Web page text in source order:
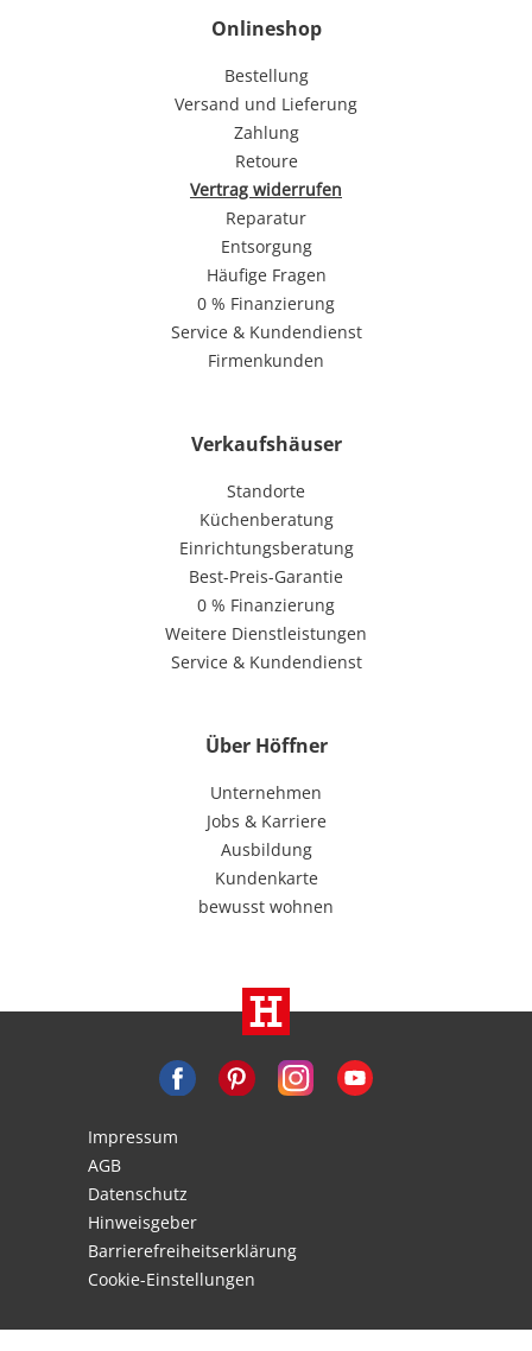
Onlineshop
Bestellung
Versand und Lieferung
Zahlung
Retoure
Vertrag widerrufen
Reparatur
Entsorgung
Häufige Fragen
0 % Finanzierung
Service & Kundendienst
Firmenkunden
Verkaufshäuser
Standorte
Küchenberatung
Einrichtungsberatung
Best-Preis-Garantie
0 % Finanzierung
Weitere Dienstleistungen
Service & Kundendienst
Über Höffner
Unternehmen
Jobs & Karriere
Ausbildung
Kundenkarte
bewusst wohnen
Impressum
AGB
Datenschutz
Hinweisgeber
Barrierefreiheitserklärung
Cookie-Einstellungen